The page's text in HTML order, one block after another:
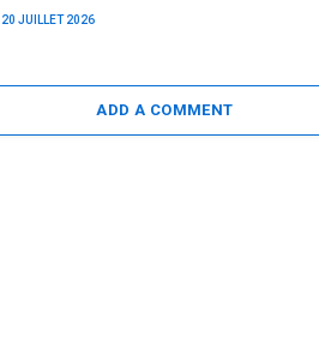
20 JUILLET 2026
ADD A COMMENT